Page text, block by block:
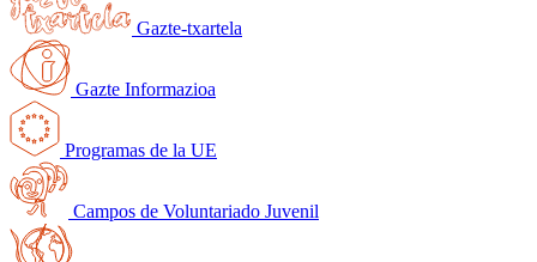
Gazte-txartela
Gazte Informazioa
Programas de la UE
Campos de Voluntariado Juvenil